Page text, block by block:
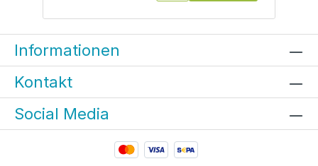
Informationen
Kontakt
Social Media